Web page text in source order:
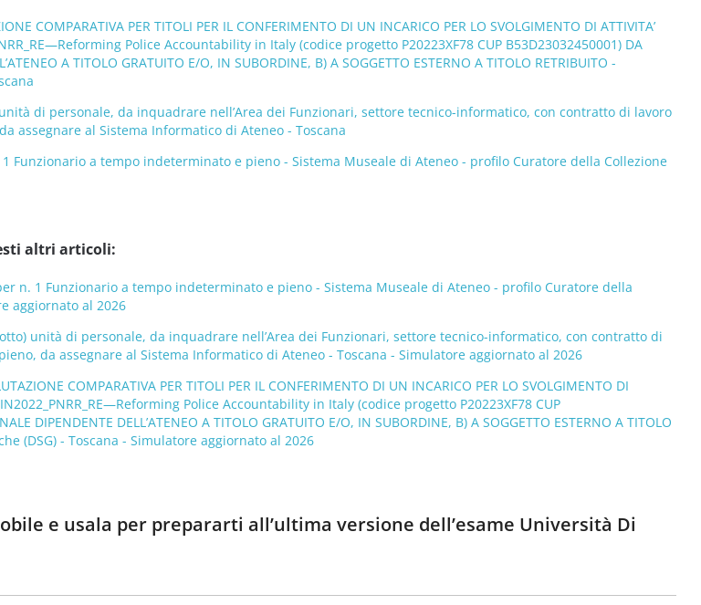
COMPARATIVA PER TITOLI PER IL CONFERIMENTO DI UN INCARICO PER LO SVOLGIMENTO DI ATTIVITA’
Police Accountability in Italy (codice progetto P20223XF78 CUP B53D23032450001) DA
A TITOLO GRATUITO E/O, IN SUBORDINE, B) A SOGGETTO ESTERNO A TITOLO RETRIBUITO -
di personale, da inquadrare nell’Area dei Funzionari, settore tecnico-informatico, con contratto di lavoro
assegnare al Sistema Informatico di Ateneo - Toscana
Funzionario a tempo indeterminato e pieno - Sistema Museale di Ateneo - profilo Curatore della Collezione
altri articoli:
n. 1 Funzionario a tempo indeterminato e pieno - Sistema Museale di Ateneo - profilo Curatore della
aggiornato al 2026
unità di personale, da inquadrare nell’Area dei Funzionari, settore tecnico-informatico, con contratto di
da assegnare al Sistema Informatico di Ateneo - Toscana - Simulatore aggiornato al 2026
COMPARATIVA PER TITOLI PER IL CONFERIMENTO DI UN INCARICO PER LO SVOLGIMENTO DI
Police Accountability in Italy (codice progetto P20223XF78 CUP
DIPENDENTE DELL’ATENEO A TITOLO GRATUITO E/O, IN SUBORDINE, B) A SOGGETTO ESTERNO A TITOLO
(DSG) - Toscana - Simulatore aggiornato al 2026
e usala per prepararti all’ultima versione dell’esame Università Di